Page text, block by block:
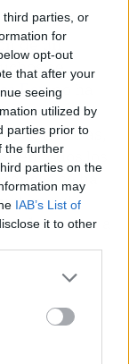
third parties, or
for
opt-out
that after your
seeing
utilized by
parties prior to
the further
parties on the
may
IAB’s List of
it to other
de un
se
Reyno ha
más
Mientras,
en todos los
se ha
que el
sonora a